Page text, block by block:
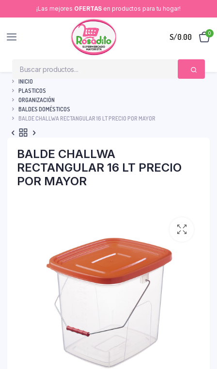
¡Las mejores OFERTAS en productos para tu hogar!
S/0.00 0
INICIO
PLASTICOS
ORGANIZACIÓN
BALDES DOMÉSTICOS
BALDE CHALLWA RECTANGULAR 16 LT PRECIO POR MAYOR
BALDE CHALLWA
RECTANGULAR 16 LT PRECIO
POR MAYOR